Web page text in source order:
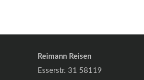
Reimann Reisen
Esserstr. 31 58119